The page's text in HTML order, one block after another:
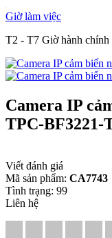
Giờ làm việc
T2 - T7 Giờ hành chính
Camera IP
TPC-BF3221-
Viết đánh giá
Mã sản phẩm: CA7743
Tình trạng: 99
Liên hệ